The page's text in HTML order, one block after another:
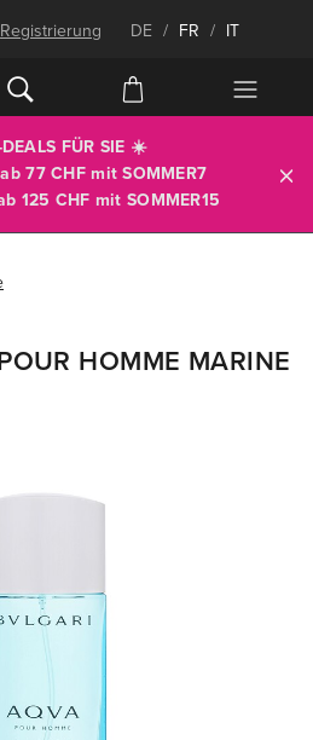
Registrierung DE / FR / IT
FÜR SIE ☀️
77 CHF mitSOMMER7
125 CHF mit SOMMER15
HOMME MARINE